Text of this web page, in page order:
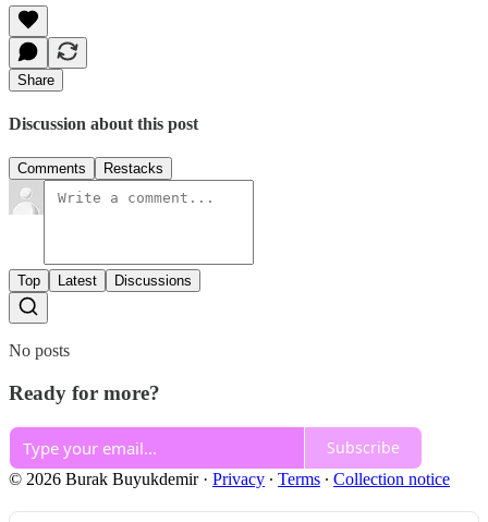
Share
Discussion about this post
Comments Restacks
Top Latest Discussions
No posts
Ready for more?
Subscribe
© 2026 Burak Buyukdemir· Privacy ∙ Terms ∙ Collection notice